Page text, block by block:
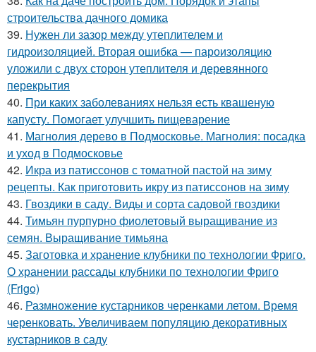
строительства дачного домика
39. Нужен ли зазор между утеплителем и
гидроизоляцией. Вторая ошибка — пароизоляцию
уложили с двух сторон утеплителя и деревянного
перекрытия
40. При каких заболеваниях нельзя есть квашеную
капусту. Помогает улучшить пищеварение
41. Магнолия дерево в Подмосковье. Магнолия: посадка
и уход в Подмосковье
42. Икра из патиссонов с томатной пастой на зиму
рецепты. Как приготовить икру из патиссонов на зиму
43. Гвоздики в саду. Виды и сорта садовой гвоздики
44. Тимьян пурпурно фиолетовый выращивание из
семян. Выращивание тимьяна
45. Заготовка и хранение клубники по технологии Фриго.
О хранении рассады клубники по технологии Фриго
(Frigo)
46. Размножение кустарников черенками летом. Время
черенковать. Увеличиваем популяцию декоративных
кустарников в саду